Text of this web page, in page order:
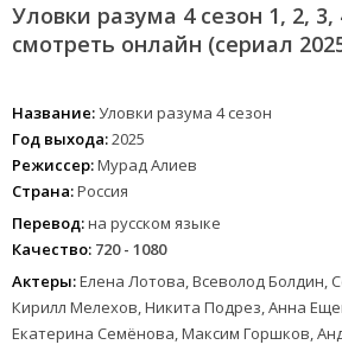
Уловки разума 4 сезон 1, 2, 3,
смотреть онлайн (сериал
Название:Уловки разума 4 сезон
Год выхода:2025
Режиссер:Мурад Алиев
Страна:Россия
Перевод:на русском языке
Качество: 720 - 1080
Актеры:Елена Лотова, Всеволод Болдин,
Кирилл Мелехов, Никита Подрез, Анна
Екатерина Семёнова, Максим Горшков,